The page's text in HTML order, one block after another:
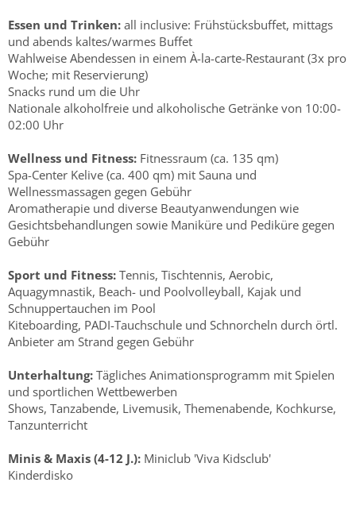
Essen und Trinken: all inclusive: Frühstücksbuffet, mittags
und abends kaltes/warmes Buffet
Wahlweise Abendessen in einem À-la-carte-Restaurant (3x pro
Woche; mit Reservierung)
Snacks rund um die Uhr
Nationale alkoholfreie und alkoholische Getränke von 10:00-
02:00 Uhr
Wellness und Fitness: Fitnessraum (ca. 135 qm)
Spa-Center Kelive (ca. 400 qm) mit Sauna und
Wellnessmassagen gegen Gebühr
Aromatherapie und diverse Beautyanwendungen wie
Gesichtsbehandlungen sowie Maniküre und Pediküre gegen
Gebühr
Sport und Fitness: Tennis, Tischtennis, Aerobic,
Aquagymnastik, Beach- und Poolvolleyball, Kajak und
Schnuppertauchen im Pool
Kiteboarding, PADI-Tauchschule und Schnorcheln durch örtl.
Anbieter am Strand gegen Gebühr
Unterhaltung: Tägliches Animationsprogramm mit Spielen
und sportlichen Wettbewerben
Shows, Tanzabende, Livemusik, Themenabende, Kochkurse,
Tanzunterricht
Minis & Maxis (4-12 J.): Miniclub 'Viva Kidsclub'
Kinderdisko